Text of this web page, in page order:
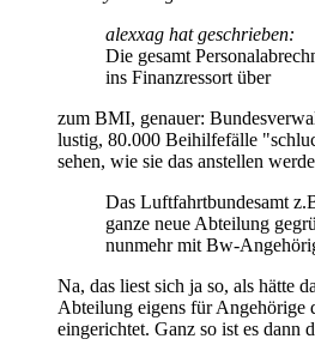
alexxag hat geschrieben:
Die gesamt
ins Finanzressort über
zum BMI, genauer:
lustig, 80.000 Beihilfefälle
sehen, wie sie das anstellen
Das Luftfahrtbundesamt
ganze neue Abteilung
nunmehr mit Bw-
Na, das liest sich ja so, als hätte
Abteilung eigens für Angehörige
eingerichtet. Ganz so ist es dann